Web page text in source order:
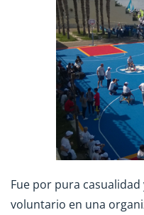
Fue por pura
voluntario en una